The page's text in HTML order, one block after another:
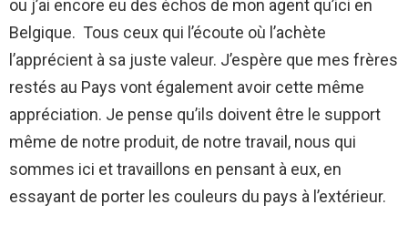
ou j’ai encore eu des échos de mon agent qu’ici en
Belgique. Tous ceux qui l’écoute où l’achète
l’apprécient à sa juste valeur. J’espère que mes frères
restés au Pays vont également avoir cette même
appréciation. Je pense qu’ils doivent être le support
même de notre produit, de notre travail, nous qui
sommes ici et travaillons en pensant à eux, en
essayant de porter les couleurs du pays à l’extérieur.